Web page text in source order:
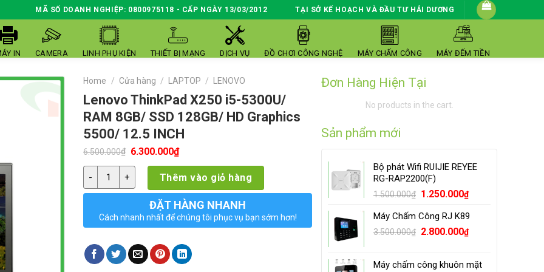
MÃ SỐ DOANH NGHIỆP: 0800975118 - CẤP NGÀY 13/03/2012 TẠI SỞ KẾ HOẠCH VÀ ĐẦU TƯ HẢI DƯƠNG
IN CAMERA LINH PHỤ KIỆN THIẾT BỊ MẠNG DỊCH VỤ ĐỒ CHƠI CÔNG NGHỆ MÁY CHẤM CÔNG MÁY ĐẾM TIỀN
Home / Cửa hàng / LAPTOP / LENOVO
Lenovo ThinkPad X250 i5-5300U/
RAM 8GB/ SSD 128GB/ HD Graphics
5500/ 12.5 INCH
6.500.000₫ Original
was:
6.500.000₫.
6.300.000₫Current
price
6.300.000₫.
Lenovo ThinkPad X250 i5-5300U/ RAM 8GB/ SSD 128GB/ HD Graphics 5500/ 12.5 INCH quantity
Thêm vào giỏ hàng
ĐẶT HÀNG NHANH
Cách nhanh nhất để chúng tôi phục vụ bạn sớm hơn!
Đơn Hàng Hiện Tại
No products in the cart.
Sản phẩm mới
Bộ phát Wifi RUIJIE REYEE
RG-RAP2200(F)
1.500.000₫ Original
was:
1.500.000₫.
1.250.000₫Current
is:
1.250.000₫.
Máy Chấm Công RJ K89
3.500.000₫ Original
3.500.000₫.
2.800.000₫Current
2.800.000₫.
Máy chấm công khuôn mặt